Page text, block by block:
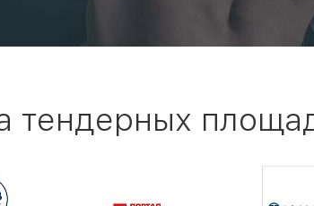
тендерных